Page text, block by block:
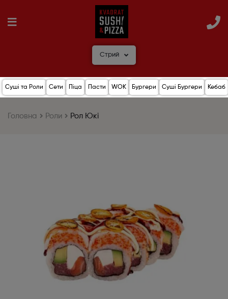
Стрий
Суші та Роли Сети Піца Пасти WOK Бургери Суші Бургери Кебаб
Головна Роли Рол Юкі